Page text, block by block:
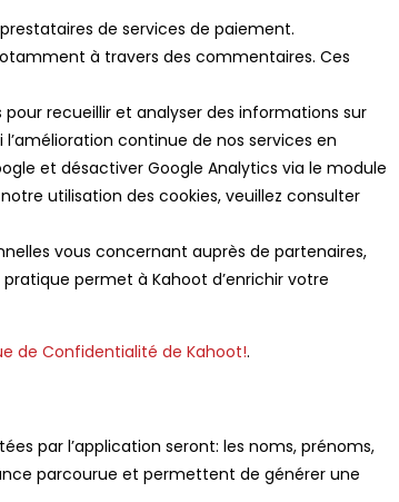
de services de paiement.
à travers des commentaires. Ces
recueillir et analyser des informations sur
continue de nos services en
et désactiver Google Analytics via le module
utilisation des cookies, veuillez consulter
vous concernant auprès de partenaires,
permet à Kahoot d’enrichir votre
de Confidentialité de Kahoot!.
par l’application seront: les noms, prénoms,
parcourue et permettent de générer une